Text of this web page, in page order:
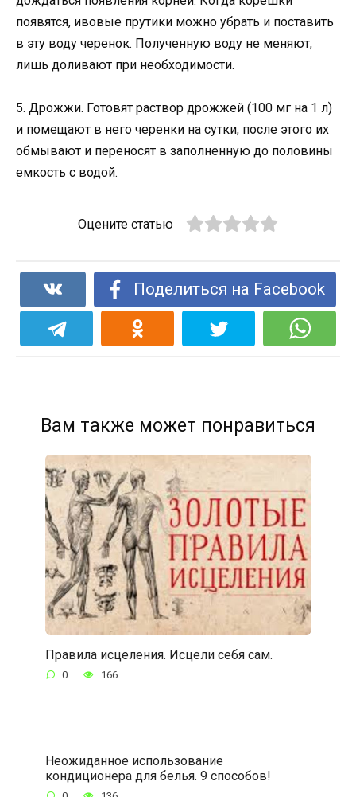
появятся, ивовые прутики можно убрать и поставить
в эту воду черенок. Полученную воду не меняют,
лишь доливают при необходимости.
5. Дрожжи. Готовят раствор дрожжей (100 мг на 1 л)
и помещают в него черенки на сутки, после этого их
обмывают и переносят в заполненную до половины
емкость с водой.
Оцените статью
Поделиться на Facebook
Вам также может понравиться
Правила исцеления. Исцели себя сам.
0 166
Неожиданное использование
кондиционера для белья. 9 способов!